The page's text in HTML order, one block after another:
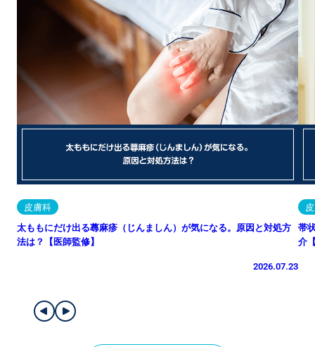
皮膚科
太ももにだけ出る蕁麻疹（じんましん）が気になる。原因と対処方
法は？【医師監修】
2026.07.23
帯
介